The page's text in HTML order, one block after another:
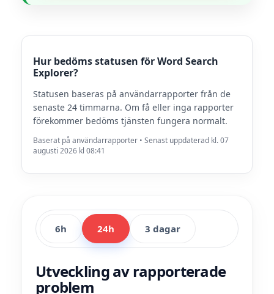
Hur bedöms statusen för Word Search
Explorer?
Statusen baseras på användarrapporter från de
senaste 24 timmarna. Om få eller inga rapporter
förekommer bedöms tjänsten fungera normalt.
Baserat på användarrapporter • Senast uppdaterad kl. 07
augusti 2026 kl 08:41
6h 24h 3 dagar
Utveckling av rapporterade
problem